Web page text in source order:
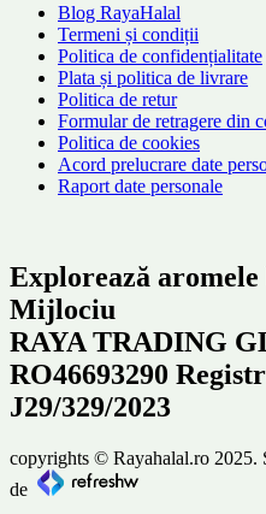
Blog RayaHalal
Termeni și condiții
Politica de confidențialitate
Plata și politica de livrare
Politica de retur
Formular de retragere din
Politica de cookies
Acord prelucrare date
Raport date personale
Explorează
Mijlociu
RAYA TRADING
RO46693290
J29/329/2023
copyrights © Rayahalal.ro 2025.
de